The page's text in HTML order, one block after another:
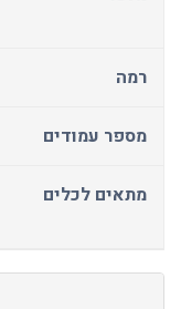
רמה
מספר עמודים
מתאים לכלים